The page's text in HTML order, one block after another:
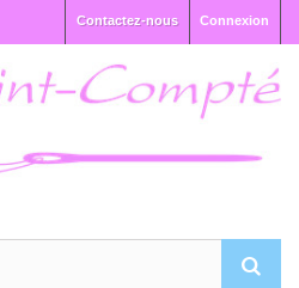
Connexion
Contactez-nous